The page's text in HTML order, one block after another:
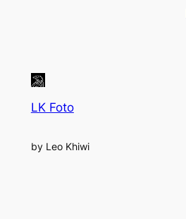
LK Foto
by Leo Khiwi